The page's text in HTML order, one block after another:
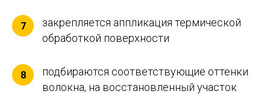
7
закрепляется аппликация термической
обработкой поверхности
8
подбираются соответствующие оттенки
волокна, на восстановленный участок